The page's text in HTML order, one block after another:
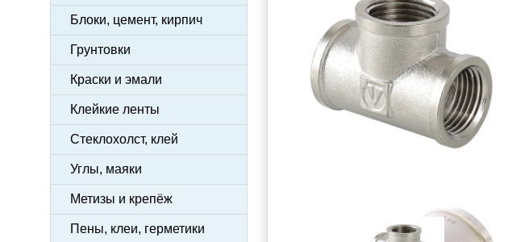
Блоки, цемент, кирпич
Грунтовки
Краски и эмали
Клейкие ленты
Стеклохолст, клей
Углы, маяки
Метизы и крепёж
Пены, клеи, герметики